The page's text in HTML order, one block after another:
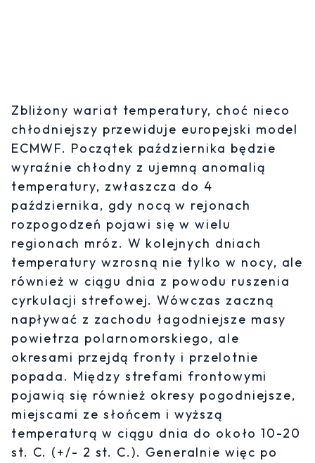
Zbliżony wariat temperatury, choć nieco
chłodniejszy przewiduje europejski model
ECMWF. Początek października będzie
wyraźnie chłodny z ujemną anomalią
temperatury, zwłaszcza do 4
października, gdy nocą w rejonach
rozpogodzeń pojawi się w wielu
regionach mróz. W kolejnych dniach
temperatury wzrosną nie tylko w nocy, ale
również w ciągu dnia z powodu ruszenia
cyrkulacji strefowej. Wówczas zaczną
napływać z zachodu łagodniejsze masy
powietrza polarnomorskiego, ale
okresami przejdą fronty i przelotnie
popada. Między strefami frontowymi
pojawią się również okresy pogodniejsze,
miejscami ze słońcem i wyższą
temperaturą w ciągu dnia do około 10-20
st. C. (+/- 2 st. C.). Generalnie więc po